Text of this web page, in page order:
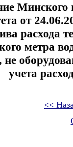
Минского
от
расхода
метра
не
учета
<<